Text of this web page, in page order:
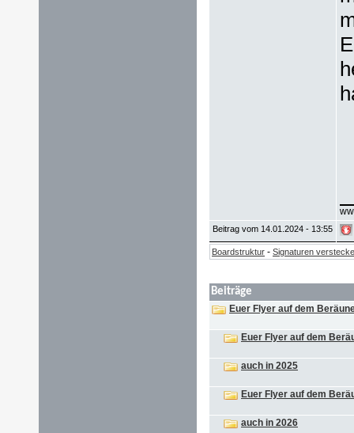
Beitrag vom 14.01.2024 - 13:55
Boardstruktur - Signaturen
Beiträge
Euer Flyer auf dem
Euer Flyer auf dem
auch in 2025
Euer Flyer auf dem
auch in 2026